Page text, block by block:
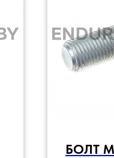
БОЛТ